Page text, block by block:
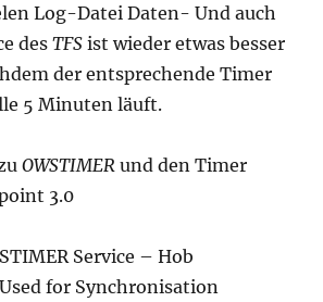
Log-Datei Daten- Und auch
desTFS ist wieder etwas besser
der entsprechende Timer
5 Minuten läuft.
OWSTIMER und den Timer
3.0
Service – Hob
for Synchronisation